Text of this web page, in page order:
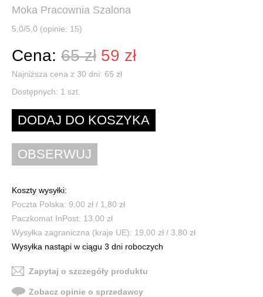
Moka Pracownia Szalona
5,0/5,0 (opinie: 15)
Cena: 65 zł 59 zł
Najniższa cena z 30 dni: 65 zł
Dostępnych: 1 szt.
Koszty wysyłki:
Poczta Polska: 9,00 zł / 1,80 zł
Paczkomat InPost: 13,00 zł
Wysyłka zagraniczna (kraje UE): 19,00 zł / 3,80 zł
Wysyłka nastąpi w ciągu 3 dni roboczych
Zapytaj o szczegóły produktu
Zobacz opinie o sprzedawcy